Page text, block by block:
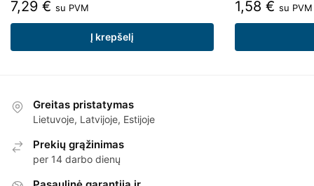
7,29 € su PVM
Į krepšelį
1,58 € su PVM
Greitas pristatymas
Lietuvoje, Latvijoje, Estijoje
Prekių grąžinimas
per 14 darbo dienų